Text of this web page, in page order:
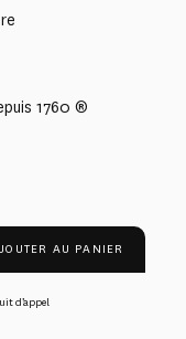
1760 ®
AU PANIER
d’appel